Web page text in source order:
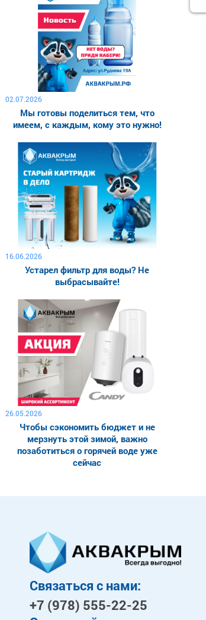
02.07.2026
Мы готовы поделиться тем, что
имеем, с каждым, кому это нужно!
16.06.2026
Устарел фильтр для воды? Не
выбрасывайте!
26.05.2026
Чтобы сэкономить бюджет и не
мерзнуть этой зимой, важно
позаботиться о горячей воде уже
сейчас
Связаться с нами:
+7 (978) 555-22-25